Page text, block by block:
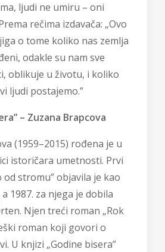
ljudi ne umiru – oni
rečima izdavača: „Ovo
o tome koliko nas zemlja
odakle su nam sve
oblikuje u životu, i koliko
ljudi postajemo.”
– Zuzana Brapcova
(1959–2015) rođena je u
istoričara umetnosti. Prvi
od stromu” objavila je kao
1987. za njega je dobila
Njen treći roman „Rok
roman koji govori o
U knjizi „Godine bisera”